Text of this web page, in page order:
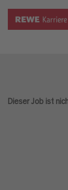
Dieser Job ist